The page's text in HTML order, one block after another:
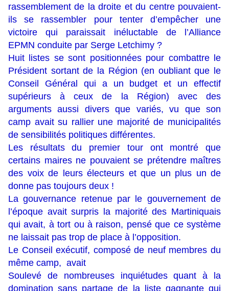
rassemblement de la droite et du centre pouvaient-
ils se rassembler pour tenter d’empêcher une
victoire qui paraissait inéluctable de l’Alliance
EPMN conduite par Serge Letchimy ?
Huit listes se sont positionnées pour combattre le
Président sortant de la Région (en oubliant que le
Conseil Général qui a un budget et un effectif
supérieurs à ceux de la Région) avec des
arguments aussi divers que variés, vu que son
camp avait su rallier une majorité de municipalités
de sensibilités politiques différentes.
Les résultats du premier tour ont montré que
certains maires ne pouvaient se prétendre maîtres
des voix de leurs électeurs et que un plus un de
donne pas toujours deux !
La gouvernance retenue par le gouvernement de
l’époque avait surpris la majorité des Martiniquais
qui avait, à tort ou à raison, pensé que ce système
ne laissait pas trop de place à l’opposition.
Le Conseil exécutif, composé de neuf membres du
même camp, avait
Soulevé de nombreuses inquiétudes quant à la
domination sans partage de la liste gagnante qui